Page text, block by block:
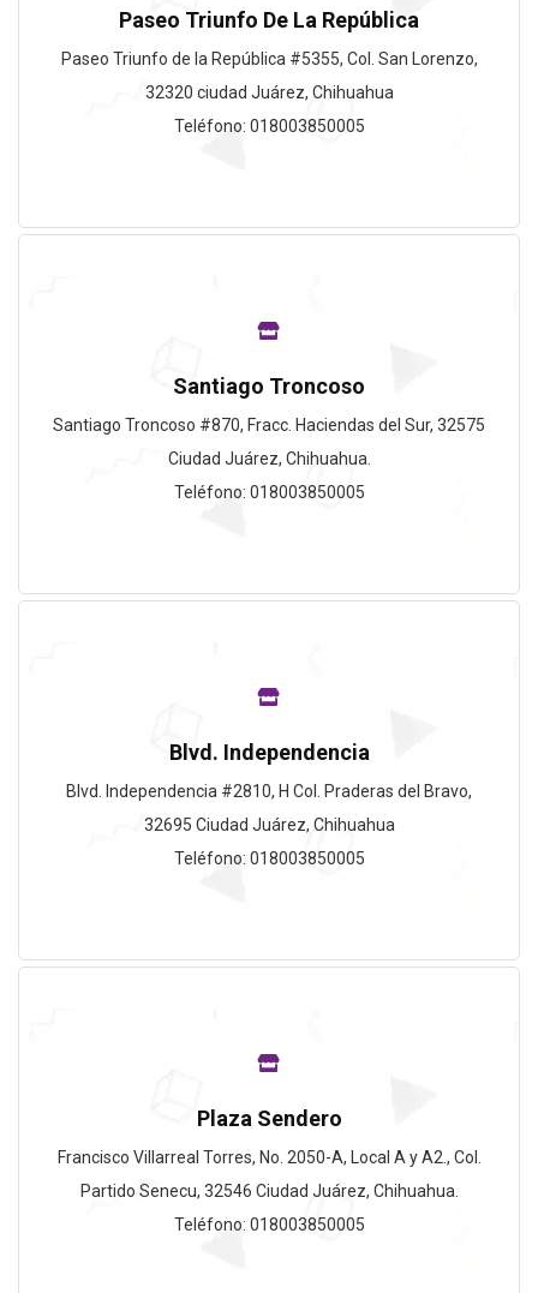
Paseo Triunfo De La República
Paseo Triunfo de la República #5355, Col. San Lorenzo,
32320 ciudad Juárez, Chihuahua
Teléfono: 018003850005
Santiago Troncoso
Santiago Troncoso #870, Fracc. Haciendas del Sur, 32575
Ciudad Juárez, Chihuahua.
Teléfono: 018003850005
Blvd. Independencia
Blvd. Independencia #2810, H Col. Praderas del Bravo,
32695 Ciudad Juárez, Chihuahua
Teléfono: 018003850005
Plaza Sendero
Francisco Villarreal Torres, No. 2050-A, Local A y A2., Col.
Partido Senecu, 32546 Ciudad Juárez, Chihuahua.
Teléfono: 018003850005